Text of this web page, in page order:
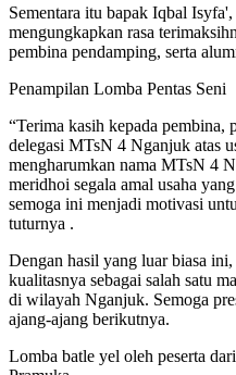
Sementara itu bapak Iqbal
mengungkapkan rasa
pembina pendamping, serta
Penampilan Lomba Pentas Seni
“Terima kasih kepada pembina,
delegasi MTsN 4 Nganjuk atas
mengharumkan nama MTsN 4
meridhoi segala amal usaha
semoga ini menjadi motivasi
tuturnya .
Dengan hasil yang luar biasa
kualitasnya sebagai salah satu
di wilayah Nganjuk. Semoga
ajang-ajang berikutnya.
Lomba batle yel oleh peserta